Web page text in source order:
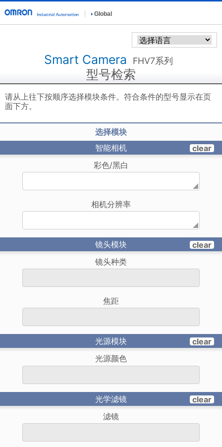
Global
Smart Camera FHV7系列
型号检索
请从上往下按顺序选择模块条件。符合条件的型号显示在页
面下方。
选择模块
智能相机
clear
彩色/黑白
相机分辨率
镜头模块
clear
镜头种类
焦距
光源模块
clear
光源颜色
光学滤镜
clear
滤镜